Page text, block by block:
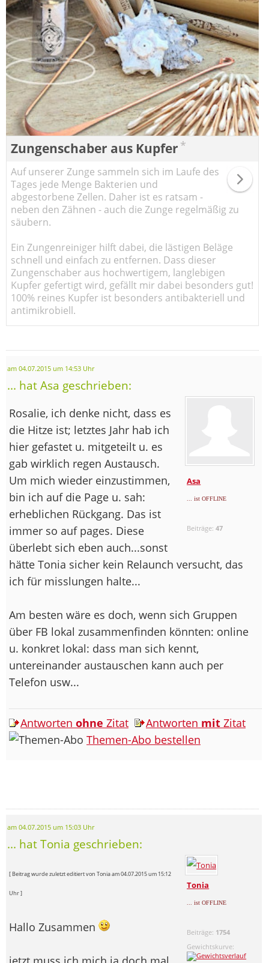
Zungenschaber aus Kupfer *
Auf unserer Zunge sammeln sich im Laufe des
Tages jede Menge Bakterien und
abgestorbene Zellen. Daher ist es ratsam -
neben den Zähnen - auch die Zunge regelmäßig zu
säubern.
Ein Zungenreiniger hilft dabei, die lästigen Beläge
schnell und einfach zu entfernen. Dass dieser
Zungenschaber aus hochwertigem, langlebigen
Kupfer gefertigt wird, gefällt mir dabei besonders gut!
100% reines Kupfer ist besonders antibakteriell und
antimikrobiell.
am 04.07.2015 um 14:53 Uhr
... hat Asa geschrieben:
Asa
... ist OFFLINE
Beiträge:47
Rosalie, ich denke nicht, dass es
die Hitze ist; letztes Jahr hab ich
hier gefastet u. mitgeteilt u. es
gab wirklich regen Austausch.
Um mich wieder einzustimmen,
bin ich auf die Page u. sah:
erheblichen Rückgang. Das ist
immer so auf pages. Diese
überlebt sich eben auch...sonst
hätte Tonia sicher kein Relaunch versucht, das
ich für misslungen halte...
Am besten wäre es doch, wenn sich Gruppen
über FB lokal zusammenfinden könnten: online
u. konkret lokal: dass man sich kennt,
untereinander austauschen kann auch per
Telefon usw...
Antworten ohne Zitat Antworten mit Zitat
Themen-Abo bestellen
am 04.07.2015 um 15:03 Uhr
... hat Tonia geschrieben:
Tonia
... ist OFFLINE
Beiträge: 1754
Gewichtskurve:
[ Beitrag wurde zuletzt editiert von Tonia am 04.07.2015 um 15:12
Uhr ]
Hallo Zusammen